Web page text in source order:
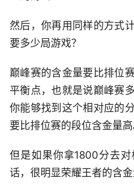
然后，你再用同样的方式
要多少局游戏？
巅峰赛的含金量要比排位
平衡点，也就是说巅峰赛
你能够找到这个相对应的
要比排位赛的段位含金量高
但是如果你拿1800分去
话，很明显荣耀王者的含金